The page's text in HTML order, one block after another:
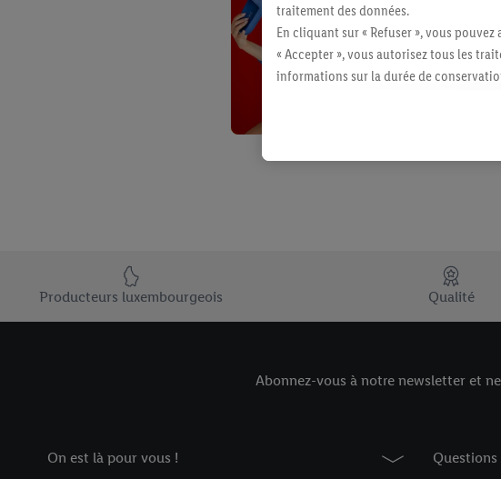
Élément du pied de page avec les USPs de Lidl Luxembourg
Producteurs luxembourgeois
Qualité
Abonnez-vous à notre newsletter et
On est là pour vous ! Questions
traitement des données.
En cliquant sur « Refuser », vous
« Accepter », vous autorisez tous les
informations sur la durée de